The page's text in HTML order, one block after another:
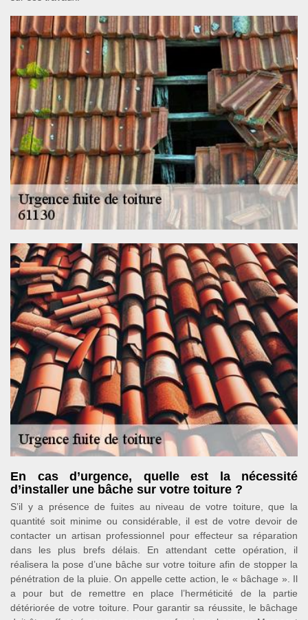
En cas d’urgence, quelle est la nécessité
d’installer une bâche sur votre toiture ?
S’il y a présence de fuites au niveau de votre toiture, que la
quantité soit minime ou considérable, il est de votre devoir de
contacter un artisan professionnel pour effecteur sa réparation
dans les plus brefs délais. En attendant cette opération, il
réalisera la pose d’une bâche sur votre toiture afin de stopper la
pénétration de la pluie. On appelle cette action, le « bâchage ». Il
a pour but de remettre en place l’herméticité de la partie
détériorée de votre toiture. Pour garantir sa réussite, le bâchage